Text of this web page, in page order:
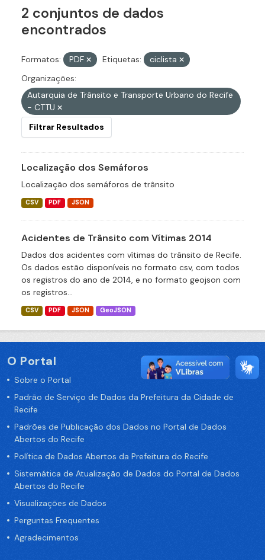
2 conjuntos de dados
encontrados
Formatos: PDF Etiquetas:
ciclista
Organizações:
Autarquia de Trânsito e Transporte Urbano do Recife
- CTTU
Filtrar Resultados
Localização dos Semáforos
Localização dos semáforos de trânsito
CSV PDF JSON
Acidentes de Trânsito com Vítimas 2014
Dados dos acidentes com vítimas do trânsito de Recife.
Os dados estão disponíveis no formato csv, com todos
os registros do ano de 2014, e no formato geojson com
os registros...
CSV PDF JSON GeoJSON
O Portal
Sobre o Portal
Padrão de Serviço de Dados da Prefeitura da Cidade de
Recife
Padrões de Publicação dos Dados no Portal de Dados
Abertos do Recife
Política de Dados Abertos da Prefeitura do Recife
Sistemática de Atualização de Dados do Portal de Dados
Abertos do Recife
Visualizações de Dados
Perguntas Frequentes
Agradecimentos